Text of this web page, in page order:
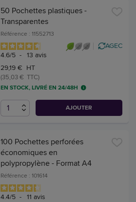
50 Pochettes plastiques -
Transparentes
Référence : 11552713
4.6/5 - 13 avis
AGEC
29,19 € HT
(35,03 € TTC)
EN STOCK, LIVRÉ EN 24/48H
AJOUTER
100 Pochettes perforées
économiques en
polypropylène - Format A4
Référence : 101614
4.4/5 - 11 avis